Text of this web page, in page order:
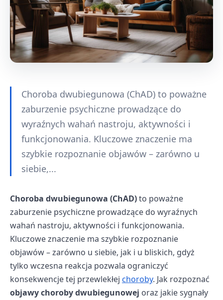
Choroba dwubiegunowa (ChAD) to poważne
zaburzenie psychiczne prowadzące do
wyraźnych wahań nastroju, aktywności i
funkcjonowania. Kluczowe znaczenie ma
szybkie rozpoznanie objawów – zarówno u
siebie,...
Choroba dwubiegunowa (ChAD)to poważne
zaburzenie psychiczne prowadzące do wyraźnych
wahań nastroju, aktywności i funkcjonowania.
Kluczowe znaczenie ma szybkie rozpoznanie
objawów – zarówno u siebie, jak i u bliskich, gdyż
tylko wczesna reakcja pozwala ograniczyć
konsekwencje tej przewlekłej choroby. Jak rozpoznać
objawy choroby dwubiegunowej oraz jakie sygnały